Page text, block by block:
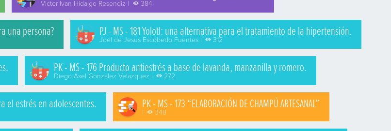
Victor Ivan Hidalgo Resendiz | 384
una persona? PJ - MS - 181 Yolotl: una alternativa para el tratamiento de la hipertensión.
Joel de Jesus Escobedo Fuentes | 312
PK - MS - 176 Producto antiestrés a base de lavanda, manzanilla y romero.
Diego Axel Gonzalez Velazquez | 272
el estrés en adolescentes. PK - MS - 173 “ELABORACIÓN DE CHAMPÚ ARTESANAL”
| 348